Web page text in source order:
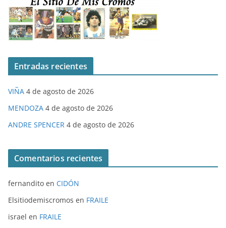
Entradas recientes
VIÑA 4 de agosto de 2026
MENDOZA 4 de agosto de 2026
ANDRE SPENCER 4 de agosto de 2026
Comentarios recientes
fernandito en CIDÓN
Elsitiodemiscromos en FRAILE
israel en FRAILE